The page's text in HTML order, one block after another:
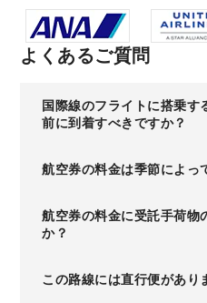
よくあるご質問
国際線のフライトに搭乗す
前に到着すべきですか？
航空券の料金は季節によっ
航空券の料金に受託手荷物
か？
この路線には直行便があり